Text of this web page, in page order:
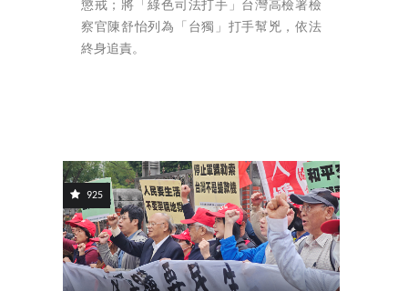
懲戒；將「綠色司法打手」台灣高檢署檢
察官陳舒怡列為「台獨」打手幫兇，依法
終身追責。
925